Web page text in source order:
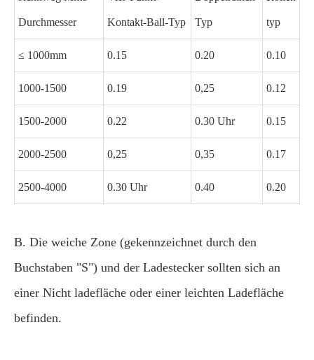
Durchmesser Kontakt-Ball-Typ Typ typ
≤ 1000mm 0.15 0.20 0.10
1000-1500 0.19 0,25 0.12
1500-2000 0.22 0.30 Uhr 0.15
2000-2500 0,25 0,35 0.17
2500-4000 0.30 Uhr 0.40 0.20
B. Die weiche Zone (gekennzeichnet durch den
Buchstaben "S") und der Ladestecker sollten sich an
einer Nicht ladefläche oder einer leichten Ladefläche
befinden.